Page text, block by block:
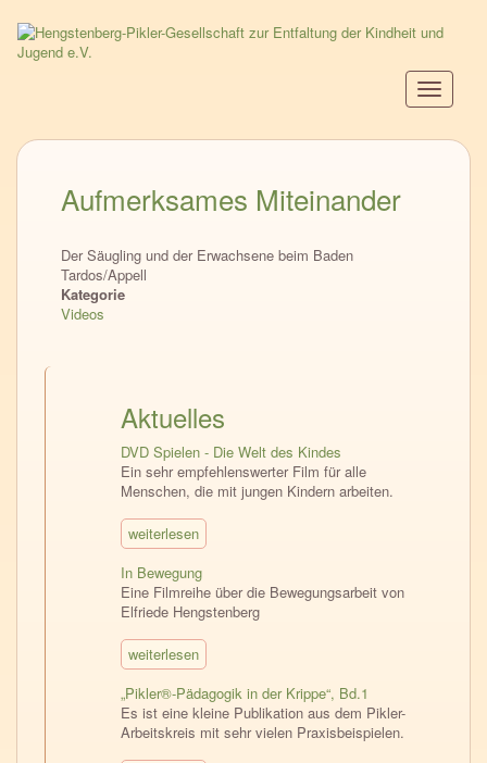
Direkt
zum
Aufmerksames Miteinander
Der Säugling und der Erwachsene beim Baden
Tardos/Appell
Kategorie
Videos
Aktuelles
DVD Spielen - Die Welt des Kindes
Ein sehr empfehlenswerter Film für alle
Menschen, die mit jungen Kindern arbeiten.
weiterlesen
In Bewegung
Eine Filmreihe über die Bewegungsarbeit von
Elfriede Hengstenberg
weiterlesen
„Pikler®-Pädagogik in der Krippe“, Bd.1
Es ist eine kleine Publikation aus dem Pikler-
Arbeitskreis mit sehr vielen Praxisbeispielen.